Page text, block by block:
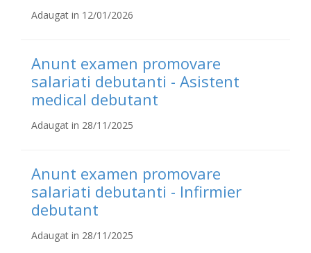
Adaugat in 12/01/2026
Anunt examen promovare
salariati debutanti - Asistent
medical debutant
Adaugat in 28/11/2025
Anunt examen promovare
salariati debutanti - Infirmier
debutant
Adaugat in 28/11/2025